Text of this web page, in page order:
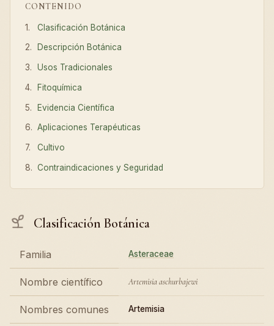
CONTENIDO
Clasificación Botánica
Descripción Botánica
Usos Tradicionales
Fitoquímica
Evidencia Científica
Aplicaciones Terapéuticas
Cultivo
Contraindicaciones y Seguridad
Clasificación Botánica
Familia Asteraceae
Nombre científico Artemisia aschurbajewi
Nombres comunes Artemisia